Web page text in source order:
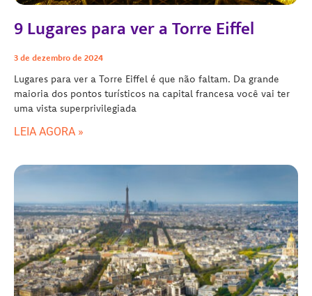
9 Lugares para ver a Torre Eiffel
3 de dezembro de 2024
Lugares para ver a Torre Eiffel é que não faltam. Da grande
maioria dos pontos turísticos na capital francesa você vai ter
uma vista superprivilegiada
LEIA AGORA »